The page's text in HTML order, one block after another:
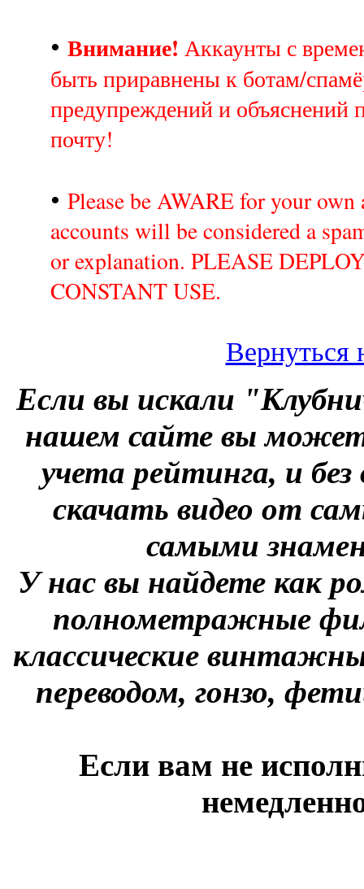
• Внимание! Аккаунты с
быть приравнены к ботам/
предупреждений и объяснений
почту!
• Please be AWARE for your
accounts will be considered a
or explanation. PLEASE
CONSTANT USE.
Вернуться
Если вы искали
нашем сайте вы
учета рейтинга, и
скачать видео от
самыми
У нас вы найдете как
полнометражные
классические
переводом, гонзо,
Если вам не